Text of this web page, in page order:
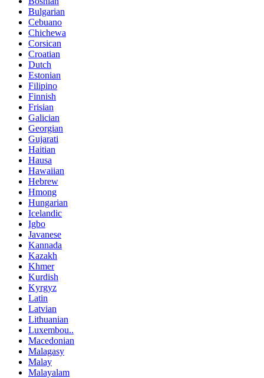
Bulgarian
Cebuano
Chichewa
Corsican
Croatian
Dutch
Estonian
Filipino
Finnish
Frisian
Galician
Georgian
Gujarati
Haitian
Hausa
Hawaiian
Hebrew
Hmong
Hungarian
Icelandic
Igbo
Javanese
Kannada
Kazakh
Khmer
Kurdish
Kyrgyz
Latin
Latvian
Lithuanian
Luxembou..
Macedonian
Malagasy
Malay
Malayalam